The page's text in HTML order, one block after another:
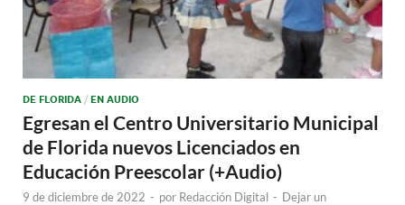
DE FLORIDA / EN AUDIO
Egresan el Centro Universitario Municipal
de Florida nuevos Licenciados en
Educación Preescolar (+Audio)
9 de diciembre de 2022 - por Redacción Digital - Dejar un